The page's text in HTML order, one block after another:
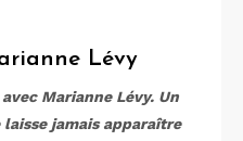
Lévy
Marianne Lévy. Un
jamais apparaître